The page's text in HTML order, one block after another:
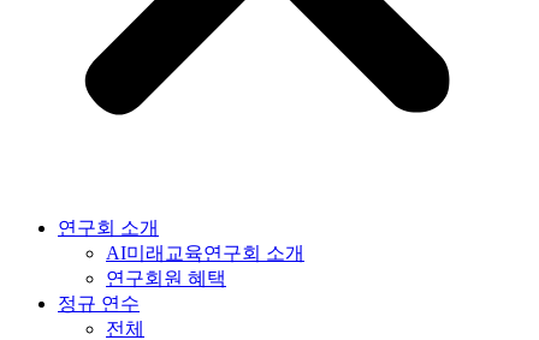
연구회 소개
AI미래교육연구회 소개
연구회원 혜택
정규 연수
전체